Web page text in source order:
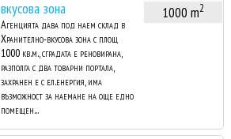
вкусова зона
Агенцията дава под наем склад в
Хранително-вкусова зона с площ
1000 кв.м., сградата е реновирана,
разполга с два товарни портала,
захранен е с ел.енергия, има
възможност за наемане на още едно
помещен...
1000 m2